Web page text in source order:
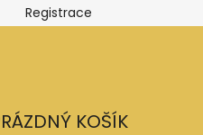
podmínky
Registrace
KOŠÍK